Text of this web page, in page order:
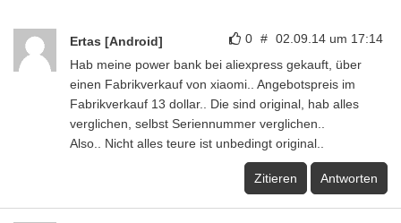
0 # 02.09.14 um 17:14
Ertas [Android]
Hab meine power bank bei aliexpress gekauft, über
einen Fabrikverkauf von xiaomi.. Angebotspreis im
Fabrikverkauf 13 dollar.. Die sind original, hab alles
verglichen, selbst Seriennummer verglichen..
Also.. Nicht alles teure ist unbedingt original..
Zitieren Antworten